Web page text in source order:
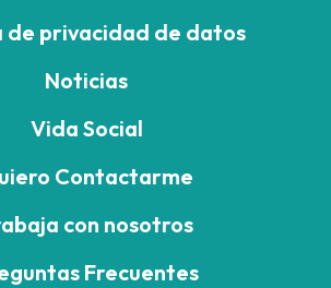
de privacidad de datos
Noticias
Vida Social
Contactarme
con nosotros
Frecuentes